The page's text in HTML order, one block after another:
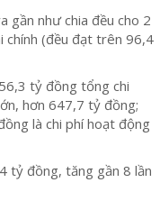
gần như chia đều cho 2
chính (đều đạt trên 96,4
tỷ đồng tổng chi
hơn 647,7 tỷ đồng;
là chi phí hoạt động
tỷ đồng, tăng gần 8 lần